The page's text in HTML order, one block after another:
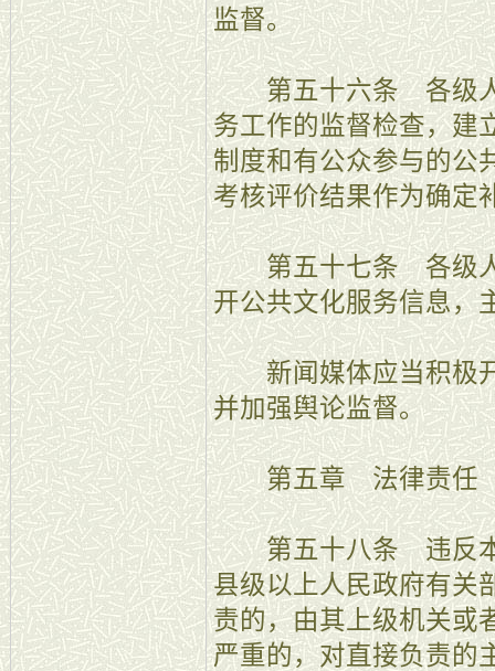
监督。
第五十六条 各级人
务工作的监督检查，建
制度和有公众参与的公
考核评价结果作为确定
第五十七条 各级人
开公共文化服务信息，
新闻媒体应当积极开
并加强舆论监督。
第五章 法律责任
第五十八条 违反本
县级以上人民政府有关
责的，由其上级机关或
严重的，对直接负责的